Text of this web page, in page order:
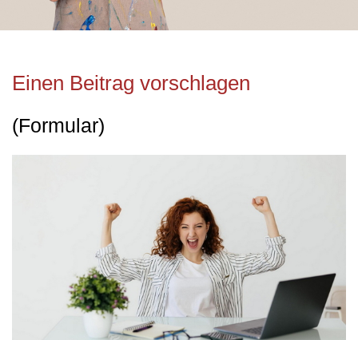
Einen Beitrag vorschlagen
(Formular)